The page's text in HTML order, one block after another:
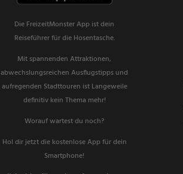
Die FreizeitMonster App ist dein
Reiseführer für die Hosentasche.
Mit spannenden Attraktionen,
abwechslungsreichen Ausflugstipps und
aufregenden Stadttouren ist Langeweile
definitiv kein Thema mehr!
Worauf wartest du noch?
Hol dir jetzt die kostenlose App für dein
Smartphone!